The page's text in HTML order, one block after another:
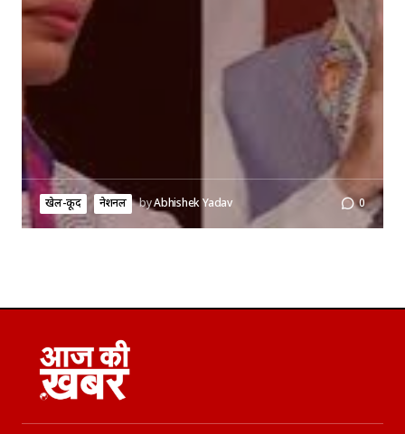
खेल-कूद नेशनल byAbhishek Yadav 0